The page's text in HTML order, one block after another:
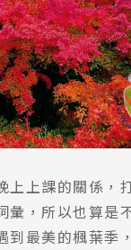
上課的關係
，所以也算是
最美的楓葉